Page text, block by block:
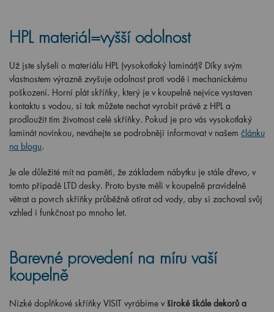
HPL materiál=vyšší odolnost
Už jste slyšeli o materiálu HPL (vysokotlaký laminát)? Díky svým
vlastnostem výrazně zvyšuje odolnost proti vodě i mechanickému
poškození. Horní plát skříňky, který je v koupelně nejvíce vystaven
kontaktu s vodou, si tak můžete nechat vyrobit právě z HPL a
prodloužit tím životnost celé skříňky. Pokud je pro vás vysokotlaký
laminát novinkou, neváhejte se podrobněji informovat v našem článku
na blogu.
Je ale důležité mít na paměti, že základem nábytku je stále dřevo, v
tomto případě LTD desky. Proto byste měli v koupelně pravidelně
větrat a povrch skříňky průběžně otírat od vody, aby si zachoval svůj
vzhled i funkčnost po mnoho let.
Barevné provedení na míru vaší
koupelně
Nízké doplňkové skříňky VISIT vyrábíme v široké škále dekorů a